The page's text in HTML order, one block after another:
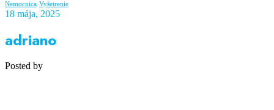
Nemocnica Vyšetrenie
18 mája, 2025
adriano
Posted by